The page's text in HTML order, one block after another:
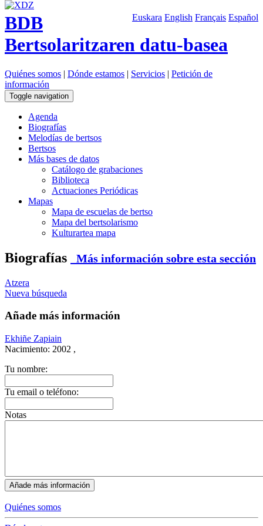
Euskara English Français Español
BDB
Bertsolaritzaren datu-basea
Quiénes somos | Dónde estamos | Servicios | Petición de
información
Toggle navigation
Agenda
Biografías
Melodías de bertsos
Bertsos
Más bases de datos
Catálogo de grabaciones
Biblioteca
Actuaciones Periódicas
Mapas
Mapa de escuelas de bertso
Mapa del bertsolarismo
Kulturartea mapa
Biografías Más información sobre esta sección
Atzera
Nueva búsqueda
Añade más información
Ekhiñe Zapiain
Nacimiento: 2002 ,
Tu nombre:
Tu email o teléfono:
Notas
Quiénes somos